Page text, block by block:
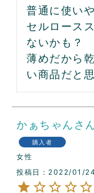
普通に使い
セルロース
ないかも？
薄めだから
い商品だと
かぁちゃん
購入者
女性
投稿日
2022/01/24